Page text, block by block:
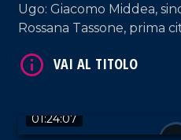
Ugo: Giacomo Middea,
Rossana Tassone, prima
01:24:07
VAI AL TITOLO